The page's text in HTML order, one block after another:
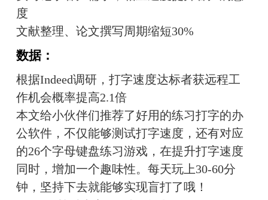
度
文献整理、论文撰写周期缩短30%
数据：
根据Indeed调研，打字速度达标者获远程工
作机会概率提高2.1倍
本文给小伙伴们推荐了好用的练习打字的办
公软件，不仅能够测试打字速度，还有对应
的26个字母键盘练习游戏，在提升打字速度
同时，增加一个趣味性。每天玩上30-60分
钟，坚持下去就能够实现盲打了哦！